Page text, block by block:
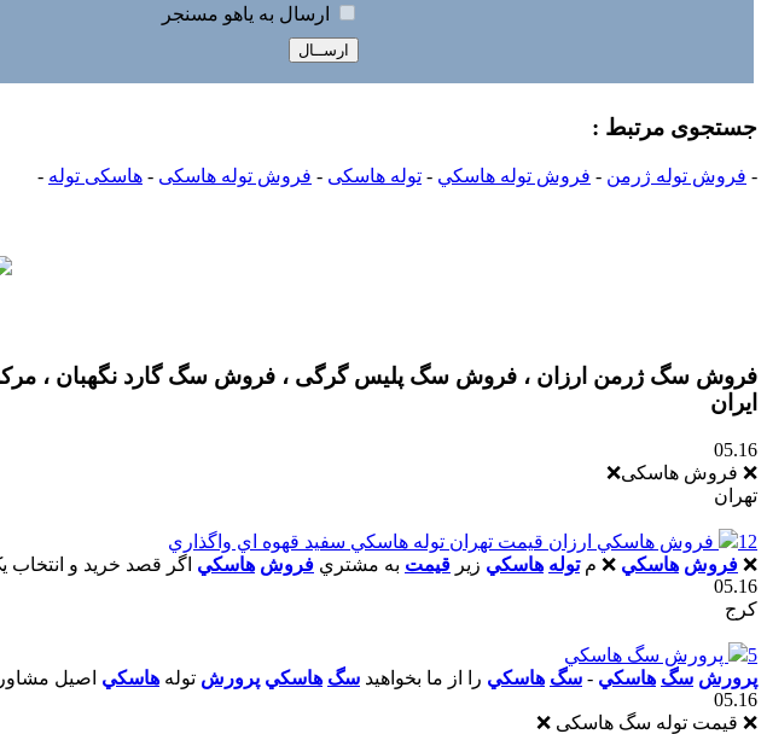
ارسال به ياهو مسنجر
جستجوی مرتبط :
- فروش توله ژرمن - فروش توله هاسکي - توله هاسکی - فروش توله هاسکی - هاسکی توله -
فروش سگ ژرمن ارزان ، فروش سگ پلیس گرگی ، فروش سگ گارد نگهبان ،
ایران
05.16
❌ فروش هاسکی❌
تهران
12
فروش هاسکي ارزان قيمت تهران توله هاسکي سفيد قهوه اي واگذاري
❌ فروش هاسکي ❌ متوله هاسکي زير قيمت به مشتري فروش هاسکي اگر قصد خريد و
05.16
کرج
5
پرورش سگ هاسکي
پرورش سگ هاسکي - سگ هاسکي را از ما بخواهيد سگ هاسکي پرورش توله هاسکي اصيل
05.16
❌ قیمت توله سگ هاسکی ❌